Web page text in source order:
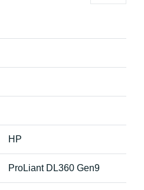
HP
ProLiant DL360 Gen9